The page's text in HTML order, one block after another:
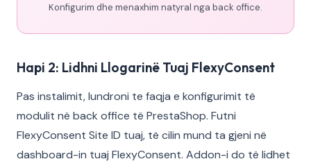
Konfigurim dhe menaxhim natyral nga back office.
Hapi 2: Lidhni Llogarinë Tuaj FlexyConsent
Pas instalimit, lundroni te faqja e konfigurimit të
modulit në back office të PrestaShop. Futni
FlexyConsent Site ID tuaj, të cilin mund ta gjeni në
dashboard-in tuaj FlexyConsent. Addon-i do të lidhet